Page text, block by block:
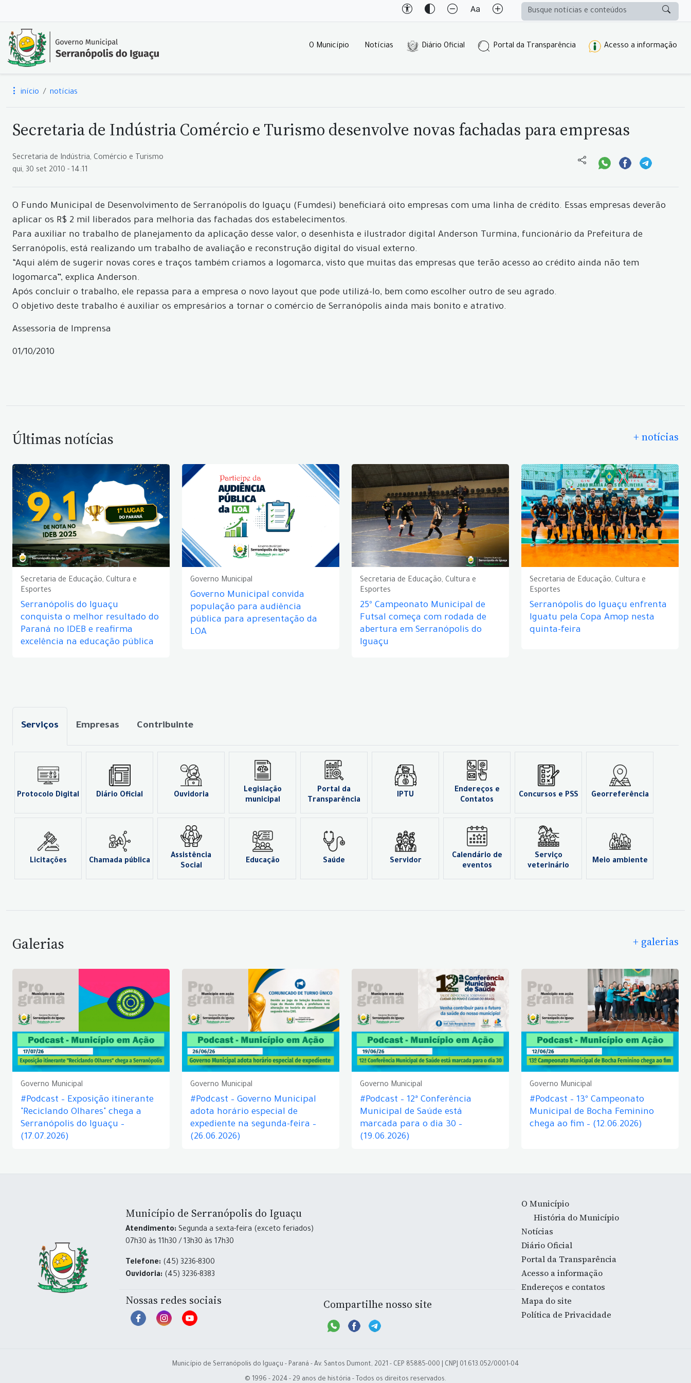
O Município Notícias Diário Oficial Portal da Transparência Acesso a informação
início notícias
Secretaria de Indústria Comércio e Turismo desenvolve novas fachadas para empresas
Secretaria de Indústria, Comércio e Turismo
qui, 30 set 2010 - 14:11
O Fundo Municipal de Desenvolvimento de Serranópolis do Iguaçu (Fumdesi) beneficiará oito empresas com uma linha de crédito. Essas empresas deverão
aplicar os R$ 2 mil liberados para melhoria das fachadas dos estabelecimentos.
Para auxiliar no trabalho de planejamento da aplicação desse valor, o desenhista e ilustrador digital Anderson Turmina, funcionário da Prefeitura de
Serranópolis, está realizando um trabalho de avaliação e reconstrução digital do visual externo.
“Aqui além de sugerir novas cores e traços também criamos a logomarca, visto que muitas das empresas que terão acesso ao crédito ainda não tem
logomarca”, explica Anderson.
Após concluir o trabalho, ele repassa para a empresa o novo layout que pode utilizá-lo, bem como escolher outro de seu agrado.
O objetivo deste trabalho é auxiliar os empresários a tornar o comércio de Serranópolis ainda mais bonito e atrativo.
Assessoria de Imprensa
01/10/2010
Últimas notícias + notícias
Secretaria de Educação, Cultura e
Esportes
Serranópolis do Iguaçu
conquista o melhor resultado do
Paraná no IDEB e reafirma
excelência na educação pública
Governo Municipal
Governo Municipal convida
população para audiência
pública para apresentação da
LOA
Secretaria de Educação, Cultura e
Esportes
25º Campeonato Municipal de
Futsal começa com rodada de
abertura em Serranópolis do
Iguaçu
Secretaria de Educação, Cultura e
Esportes
Serranópolis do Iguaçu enfrenta
Iguatu pela Copa Amop nesta
quinta-feira
Serviços Empresas Contribuinte
Protocolo Digital Diário Oficial Ouvidoria
Legislação
municipal
Portal da
Transparência
IPTU
Endereços e
Contatos
Concursos e PSS Georreferência
Licitações Chamada pública
Assistência
Social
Educação Saúde Servidor
Calendário de
eventos
Serviço
veterinário
Meio ambiente
Galerias + galerias
Governo Municipal
#Podcast – Exposição itinerante
"Reciclando Olhares" chega a
Serranópolis do Iguaçu –
(17.07.2026)
Governo Municipal
#Podcast – Governo Municipal
adota horário especial de
expediente na segunda-feira –
(26.06.2026)
Governo Municipal
#Podcast – 12ª Conferência
Municipal de Saúde está
marcada para o dia 30 –
(19.06.2026)
Governo Municipal
#Podcast – 13º Campeonato
Municipal de Bocha Feminino
chega ao fim – (12.06.2026)
Município de Serranópolis do Iguaçu
Atendimento: Segunda a sexta-feira (exceto feriados)
07h30 às 11h30 / 13h30 às 17h30
Telefone: (45) 3236-8300
Ouvidoria: (45) 3236-8383
Nossas redes sociais Compartilhe nosso site
O Município
História do Município
Notícias
Diário Oficial
Portal da Transparência
Acesso a informação
Endereços e contatos
Mapa do site
Política de Privacidade
Município de Serranópolis do Iguaçu - Paraná - Av. Santos Dumont, 2021 - CEP 85885-000 | CNPJ 01.613.052/0001-04
© 1996 - 2024 - 29 anos de história - Todos os direitos reservados.